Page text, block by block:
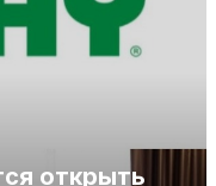
открыть